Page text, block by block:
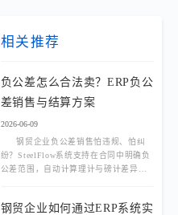
相关推荐
负公差怎么合法卖？ERP负公
差销售与结算方案
2026-06-09
钢贸企业负公差销售怕违规、怕纠
纷？SteelFlow系统支持在合同中明确负
公差范围，自动计算理计与磅计差异，
钢贸企业如何通过ERP系统实